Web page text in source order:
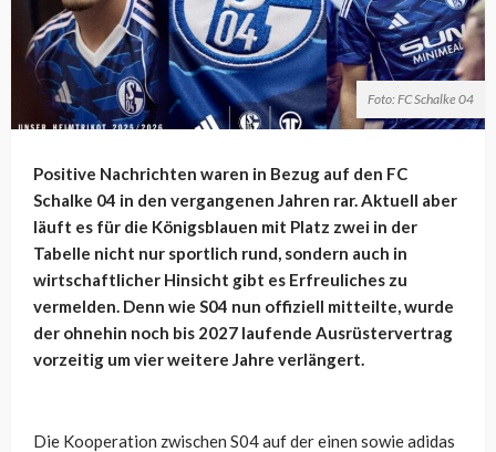
Foto: FC Schalke 04
Positive Nachrichten waren in Bezug auf den FC
Schalke 04 in den vergangenen Jahren rar. Aktuell aber
läuft es für die Königsblauen mit Platz zwei in der
Tabelle nicht nur sportlich rund, sondern auch in
wirtschaftlicher Hinsicht gibt es Erfreuliches zu
vermelden. Denn wie S04 nun offiziell mitteilte, wurde
der ohnehin noch bis 2027 laufende Ausrüstervertrag
vorzeitig um vier weitere Jahre verlängert.
Die Kooperation zwischen S04 auf der einen sowie adidas